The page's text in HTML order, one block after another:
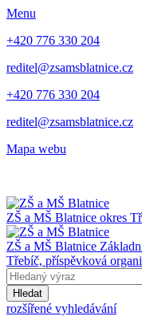
Menu
+420 776 330 204
reditel@zsamsblatnice.cz
+420 776 330 204
reditel@zsamsblatnice.cz
Mapa webu
ZŠ a MŠ Blatnice okres
ZŠ a MŠ Blatnice
Třebíč, příspěvková
Hledat
rozšířené vyhledávání